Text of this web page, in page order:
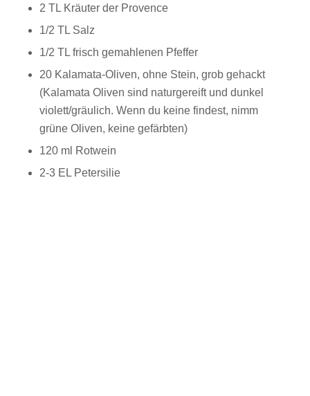
2 TL Kräuter der Provence
1/2 TL Salz
1/2 TL frisch gemahlenen Pfeffer
20 Kalamata-Oliven, ohne Stein, grob gehackt
(Kalamata Oliven sind naturgereift und dunkel
violett/gräulich. Wenn du keine findest, nimm
grüne Oliven, keine gefärbten)
120 ml Rotwein
2-3 EL Petersilie